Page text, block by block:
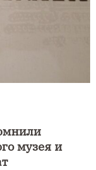
музея и